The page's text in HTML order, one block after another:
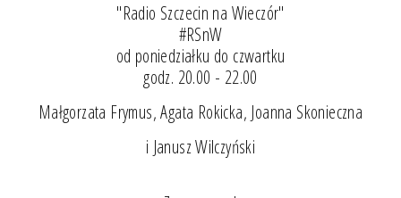
"Radio Szczecin na Wieczór"
#RSnW
od poniedziałku do czwartku
godz. 20.00 - 22.00
Małgorzata Frymus, Agata Rokicka, Joanna Skonieczna
i Janusz Wilczyński